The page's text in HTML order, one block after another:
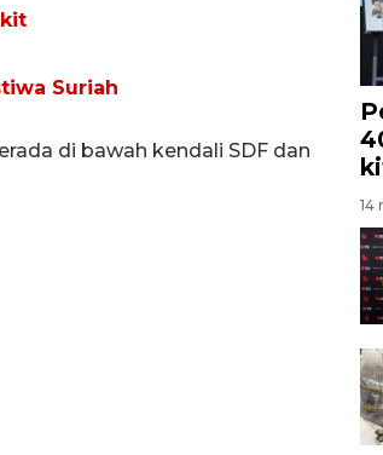
Suriah
di bawah kendali SDF dan
14